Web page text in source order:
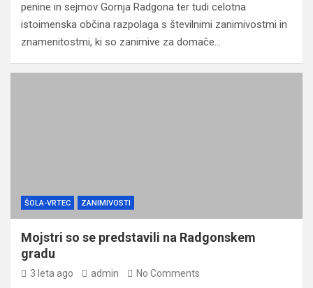
penine in sejmov Gornja Radgona ter tudi celotna
istoimenska občina razpolaga s številnimi zanimivostmi in
znamenitostmi, ki so zanimive za domače…
ŠOLA-VRTEC ZANIMIVOSTI
Mojstri so se predstavili na Radgonskem
gradu
3 leta ago admin No Comments